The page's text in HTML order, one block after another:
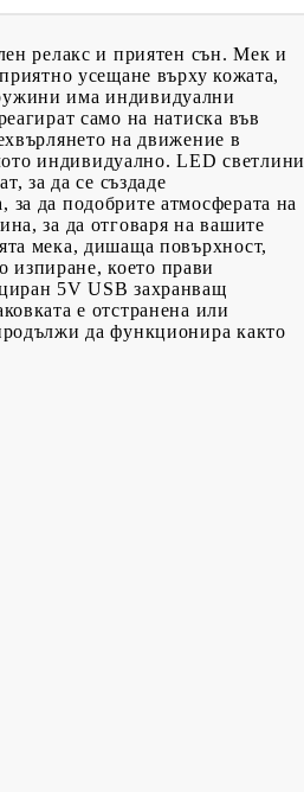
релакс и приятен сън. Мек и
усещане върху кожата,
има индивидуални
само на натиска във
на движение в
индивидуално. LED светлини
за да се създаде
да подобрите атмосферата на
за да отговаря на вашите
мека, дишаща повърхност,
което прави
5V USB захранващ
е отстранена или
да функционира както